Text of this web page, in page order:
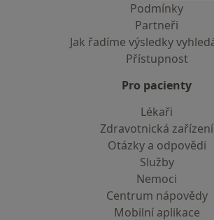
Podmínky
Partneři
Jak řadíme výsledky
Přístupnost
Pro pacienty
Lékaři
Zdravotnická zařízení
Otázky a odpovědi
Služby
Nemoci
Centrum nápovědy
Mobilní aplikace